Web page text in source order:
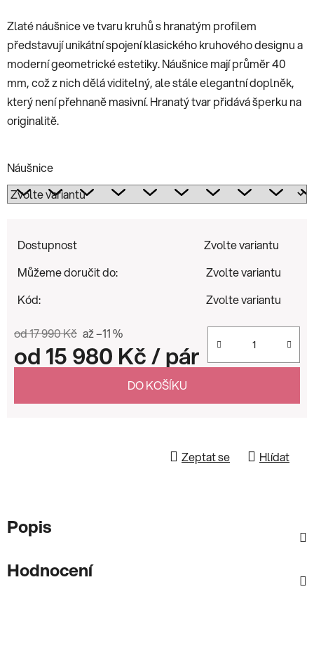
Zlaté náušnice ve tvaru kruhů s hranatým profilem
představují unikátní spojení klasického kruhového designu a
moderní geometrické estetiky. Náušnice mají průměr 40
mm, což z nich dělá viditelný, ale stále elegantní doplněk,
který není přehnaně masivní. Hranatý tvar přidává šperku na
originalitě.
Náušnice
Dostupnost
Zvolte variantu
Můžeme doručit do:
Zvolte variantu
Kód:
Zvolte variantu
od 17 990 Kč až –11 %
od15 980 Kč/ pár
DO KOŠÍKU
Zeptat se Hlídat
Popis
Hodnocení